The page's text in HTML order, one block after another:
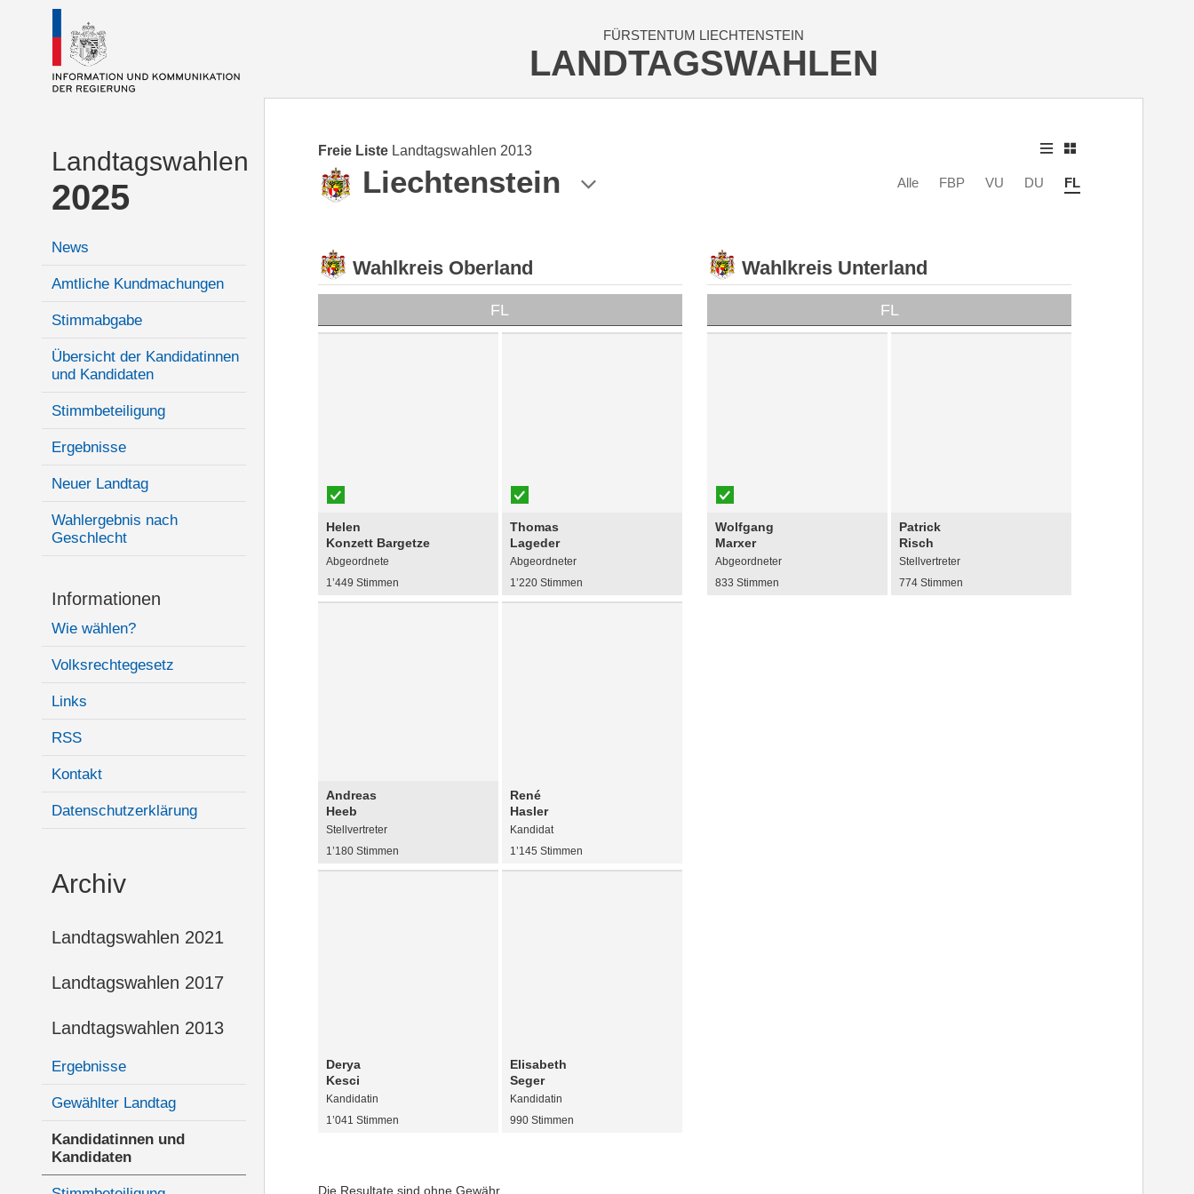
Landtagswahlen
2025
News
Amtliche Kundmachungen
Stimmabgabe
Übersicht der Kandidatinnen
und Kandidaten
Stimmbeteiligung
Ergebnisse
Neuer Landtag
Wahlergebnis nach
Geschlecht
Informationen
Wie wählen?
Volksrechtegesetz
Links
RSS
Kontakt
Datenschutzerklärung
Archiv
Landtagswahlen 2021
Landtagswahlen 2017
Landtagswahlen 2013
Ergebnisse
Gewählter Landtag
Kandidatinnen und
Kandidaten
FÜRSTENTUM LIECHTENSTEIN
LANDTAGSWAHLEN
Freie Liste Landtagswahlen 2013
Liechtenstein Alle FBP VU DU FL
Wahlkreis Oberland
FL
Helen
Konzett Bargetze
Abgeordnete
1’449 Stimmen
Thomas
Lageder
Abgeordneter
1’220 Stimmen
Andreas
Heeb
Stellvertreter
1’180 Stimmen
René
Hasler
Kandidat
1’145 Stimmen
Derya
Kesci
Kandidatin
1’041 Stimmen
Elisabeth
Seger
Kandidatin
990 Stimmen
Wahlkreis Unterland
FL
Wolfgang
Marxer
Abgeordneter
833 Stimmen
Patrick
Risch
Stellvertreter
774 Stimmen
Die Resultate sind ohne Gewähr.